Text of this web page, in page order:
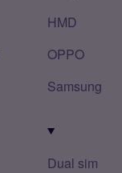
HMD
OPPO
Samsung
Dual sim